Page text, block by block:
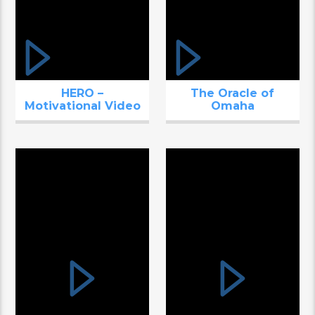
HERO –
Motivational Video
The Oracle of
Omaha